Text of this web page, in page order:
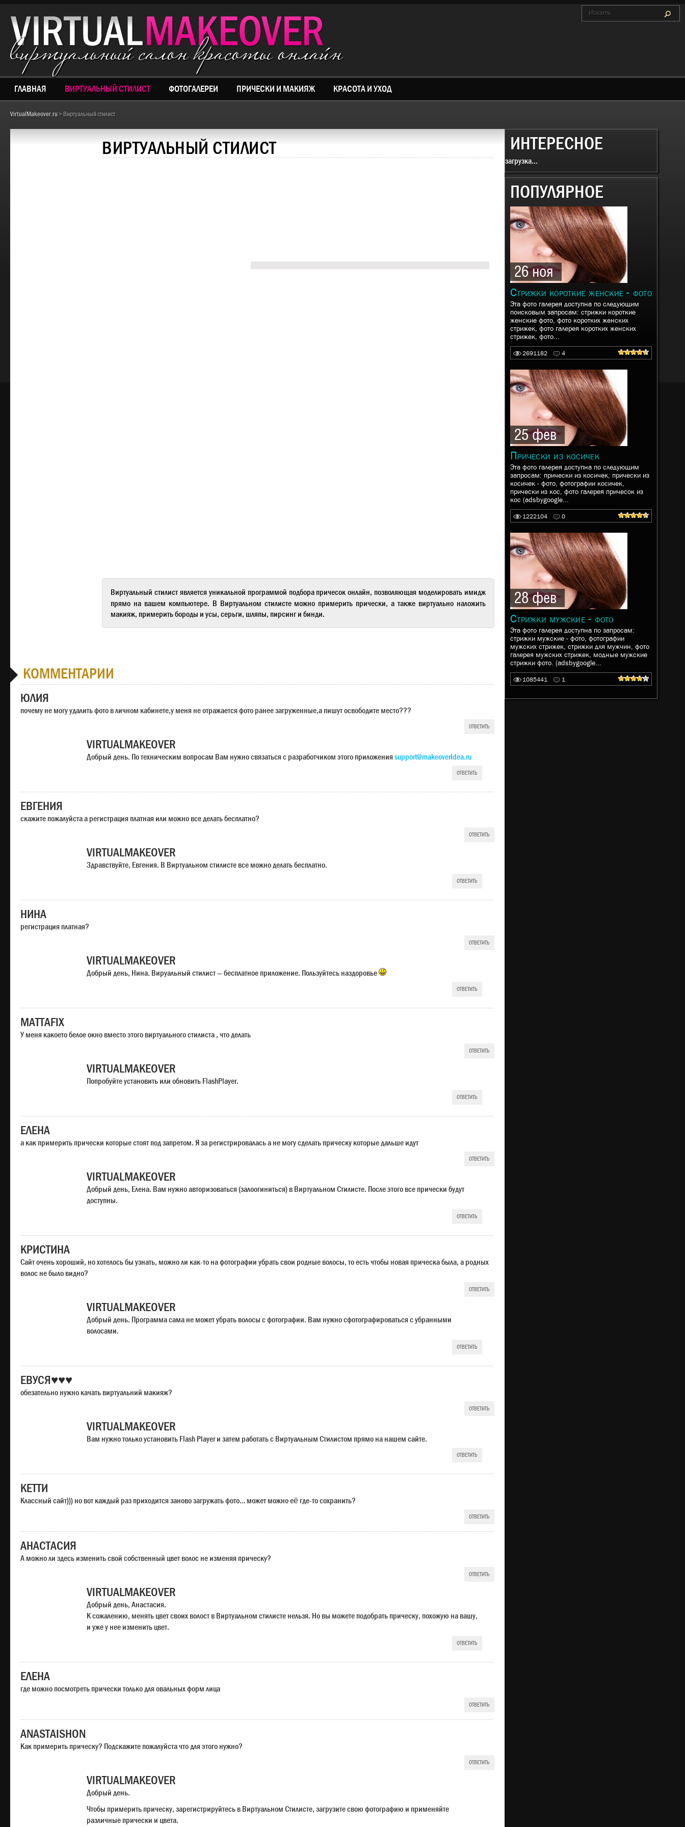
виртуальный салон красоты онлайн
ГЛАВНАЯ ВИРТУАЛЬНЫЙ СТИЛИСТ ФОТОГАЛЕРЕИ ПРИЧЕСКИ И МАКИЯЖ КРАСОТА И УХОД
VirtualMakeover.ru> Виртуальный стилист
ВИРТУАЛЬНЫЙ СТИЛИСТ
Виртуальный стилистявляется уникальной программой подбора причесок онлайн, позволяющая моделировать имидж
прямо на вашем компьютере. В Виртуальном стилистеможно примерить прически, а также виртуально наложить
макияж, примерить бороды и усы, серьги, шляпы, пирсинг и бинди.
КОММЕНТАРИИ
ЮЛИЯ
почему не могу удалить фото в личном кабинете,у меня не отражается фото ранее загруженные,а пишут освободите место???
ОТВЕТИТЬ
VIRTUALMAKEOVER
Добрый день. По техническим вопросам Вам нужно связаться с разработчиком этого приложенияsupport@makeoverIdea.ru
ОТВЕТИТЬ
ЕВГЕНИЯ
скажите пожалуйста а регистрация платная или можно все делать бесплатно?
ОТВЕТИТЬ
VIRTUALMAKEOVER
Здравствуйте, Евгения. В Виртуальном стилисте все можно делать бесплатно.
ОТВЕТИТЬ
НИНА
регистрация платная?
ОТВЕТИТЬ
VIRTUALMAKEOVER
Добрый день, Нина. Вируальный стилист — бесплатное приложение. Пользуйтесь наздоровье
ОТВЕТИТЬ
MATTAFIX
У меня какоето белое окно вместо этого виртуального стилиста , что делать
ОТВЕТИТЬ
VIRTUALMAKEOVER
Попробуйте установить или обновить FlashPlayer.
ОТВЕТИТЬ
ЕЛЕНА
а как примерить прически которые стоят под запретом. Я за регистрировалась а не могу сделать прическу которые дальше идут
ОТВЕТИТЬ
VIRTUALMAKEOVER
Добрый день, Елена. Вам нужно авторизоваться (залоогиниться) в Виртуальном Стилисте. После этого все прически будут
доступны.
ОТВЕТИТЬ
КРИСТИНА
Сайт очень хороший, но хотелось бы узнать, можно ли как-то на фотографии убрать свои родные волосы, то есть чтобы новая прическа была, а родных
волос не было видно?
ОТВЕТИТЬ
VIRTUALMAKEOVER
Добрый день. Программа сама не может убрать волосы с фотографии. Вам нужно сфотографироваться с убранными
волосами.
ОТВЕТИТЬ
ЕВУСЯ♥♥♥
обезательно нужно качать виртуальний макияж?
ОТВЕТИТЬ
VIRTUALMAKEOVER
Вам нужно только установить Flash Player и затем работать с Виртуальным Стилистом прямо на нашем сайте.
ОТВЕТИТЬ
КЕТТИ
Классный сайт))) но вот каждый раз приходится заново загружать фото… может можно её где-то сохранить?
ОТВЕТИТЬ
АНАСТАСИЯ
А можно ли здесь изменить свой собственный цвет волос не изменяя прическу?
ОТВЕТИТЬ
VIRTUALMAKEOVER
Добрый день, Анастасия.
К сожалению, менять цвет своих волост в Виртуальном стилисте нельзя. Но вы можете подобрать прическу, похожую на вашу,
и уже у нее изменить цвет.
ОТВЕТИТЬ
ЕЛЕНА
где можно посмотреть прически только для овальных форм лица
ОТВЕТИТЬ
ANASTAISHON
Как примерить прическу? Подскажите пожалуйста что для этого нужно?
ОТВЕТИТЬ
VIRTUALMAKEOVER
Добрый день.
Чтобы примерить прическу, зарегистрируйтесь в Виртуальном Стилисте, загрузите свою фотографию и применяйте
различные прически и цвета.
ИНТЕРЕСНОЕ
загрузка...
ПОПУЛЯРНОЕ
26 ноя
Стрижки короткие женские - фото
Эта фото галерея доступна по следующим
поисковым запросам: стрижки короткие
женские фото, фото коротких женских
стрижек, фото галерея коротких женских
стрижек, фото...
2691182 4
25 фев
Прически из косичек
Эта фото галерея доступна по следующим
запросам: прически из косичек, прически из
косичек - фото, фотографии косичек,
прически из кос, фото галерея причесок из
кос (adsbygoogle...
1222104 0
28 фев
Стрижки мужские - фото
Эта фото галерея доступна по запросам:
стрижки мужские - фото, фотографии
мужских стрижек, стрижки для мужчин, фото
галерея мужских стрижек, модные мужские
стрижки фото. (adsbygoogle...
1085441 1